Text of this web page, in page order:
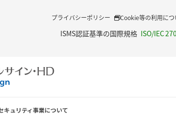
プライバシーポリシー Cookie等の利用につ
ISMS認証基準の国際規格 ISO/IEC
キュリティ事業について